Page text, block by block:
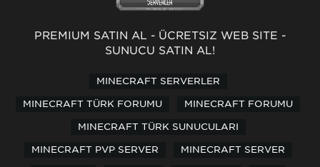
PREMİUM SATIN AL - ÜCRETSİZ WEB SİTE -
SUNUCU SATIN AL!
MINECRAFT SERVERLER
MINECRAFT TÜRK FORUMU MINECRAFT FORUMU
MINECRAFT TÜRK SUNUCULARI
MINECRAFT PVP SERVER MINECRAFT SERVER